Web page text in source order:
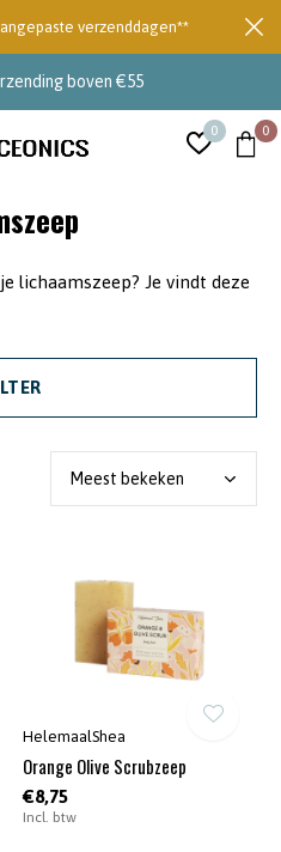
0 0
boven €55
verzenddagen**
lichaamszeep? Je vindt deze
HelemaalShea
Orange Olive Scrubzeep
€8,75
Incl. btw